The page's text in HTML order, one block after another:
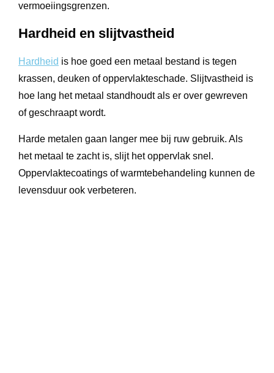
vermoeiingsgrenzen.
Hardheid en slijtvastheid
Hardheid is hoe goed een metaal bestand is tegen
krassen, deuken of oppervlakteschade. Slijtvastheid is
hoe lang het metaal standhoudt als er over gewreven
of geschraapt wordt.
Harde metalen gaan langer mee bij ruw gebruik. Als
het metaal te zacht is, slijt het oppervlak snel.
Oppervlaktecoatings of warmtebehandeling kunnen de
levensduur ook verbeteren.